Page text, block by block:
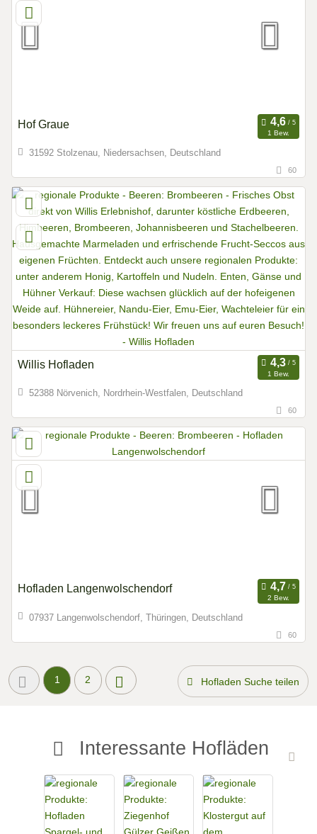
Hof Graue
1 Bew.
31592 Stolzenau, Niedersachsen, Deutschland
60
Willis Hofladen
1 Bew.
52388 Nörvenich, Nordrhein-Westfalen, Deutschland
60
Hofladen Langenwolschendorf
2 Bew.
07937 Langenwolschendorf, Thüringen, Deutschland
60
1 2 Hofladen Suche teilen
Interessante Hofläden